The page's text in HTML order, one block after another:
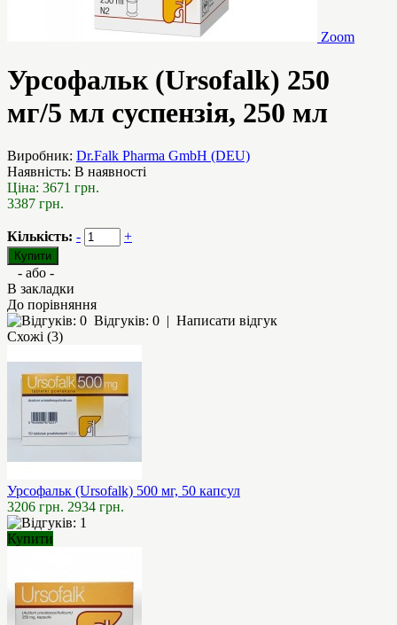
Zoom
Урсофальк (Ursofalk) 250
мг/5 мл суспензія, 250 мл
Виробник: Dr.Falk Pharma GmbH (DEU)
Наявність: В наявності
Ціна: 3671 грн.
3387 грн.
Кількість: - +
- або -
В закладки
До порівняння
Відгуків: 0 | Написати відгук
Схожі (3)
Урсофальк (Ursofalk) 500 мг, 50 капсул
3206 грн. 2934 грн.
Купити